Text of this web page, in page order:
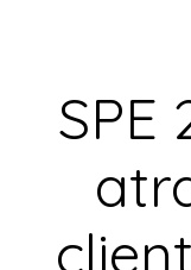
SPE